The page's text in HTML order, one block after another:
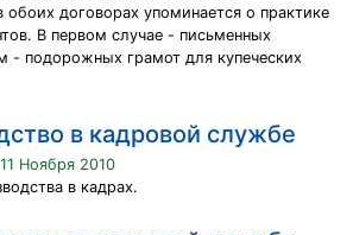
обоих договорах упоминается о практике
В первом случае - письменных
- подорожных грамот для купеческих
в кадровой службе
Ноября 2010
в кадрах.